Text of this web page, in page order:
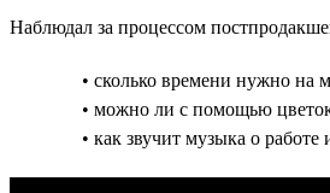
Наблюдал за процессом
• сколько времени нужно на
• можно ли с помощью
• как звучит музыка о работе